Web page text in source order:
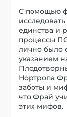
С помощью
единства и
процессы
лично было
указанием
Нортропа
заботы и
что Фрай
этих мифов.